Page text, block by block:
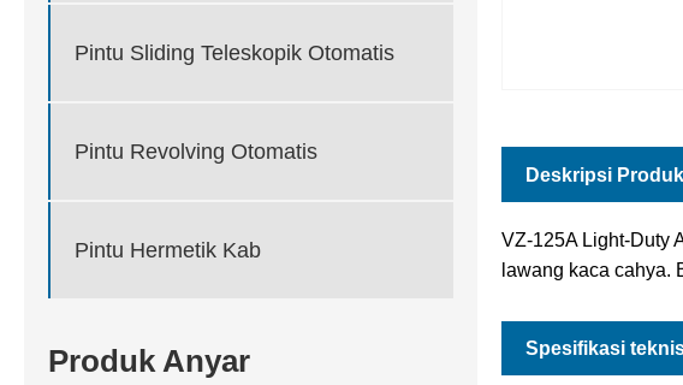
Pintu Sliding Teleskopik Otomatis
Pintu Revolving Otomatis
Pintu Hermetik Kab
Produk Anyar
Deskripsi Produk
VZ-125A Light-Duty
lawang kaca cahya.
Spesifikasi